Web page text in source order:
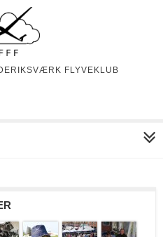
FLYVEKLUB